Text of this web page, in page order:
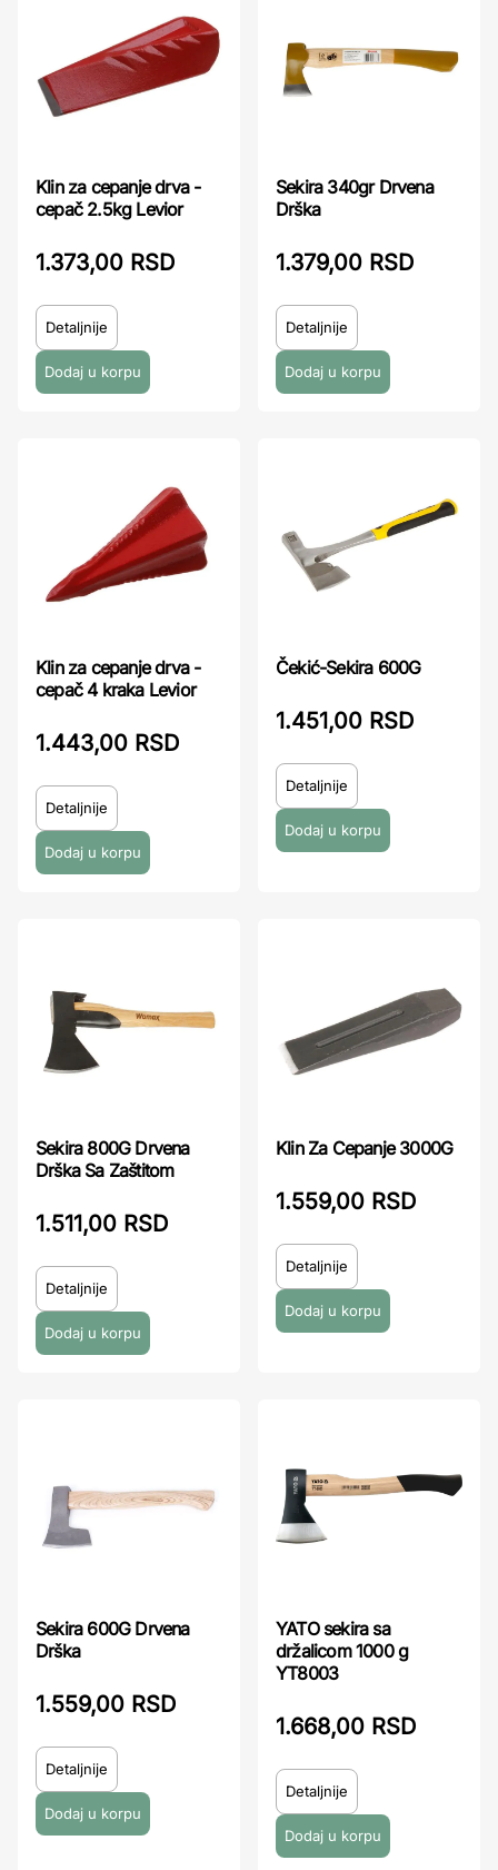
Klin za cepanje drva -
cepač 2.5kg Levior
1.373,00 RSD
Detaljnije
Sekira 340gr Drvena
Drška
1.379,00 RSD
Detaljnije
Klin za cepanje drva -
cepač 4 kraka Levior
1.443,00 RSD
Detaljnije
Čekić-Sekira 600G
1.451,00 RSD
Detaljnije
Sekira 800G Drvena
Drška Sa Zaštitom
1.511,00 RSD
Detaljnije
Klin Za Cepanje 3000G
1.559,00 RSD
Detaljnije
Sekira 600G Drvena
Drška
1.559,00 RSD
Detaljnije
YATO sekira sa
držalicom 1000 g
YT8003
1.668,00 RSD
Detaljnije